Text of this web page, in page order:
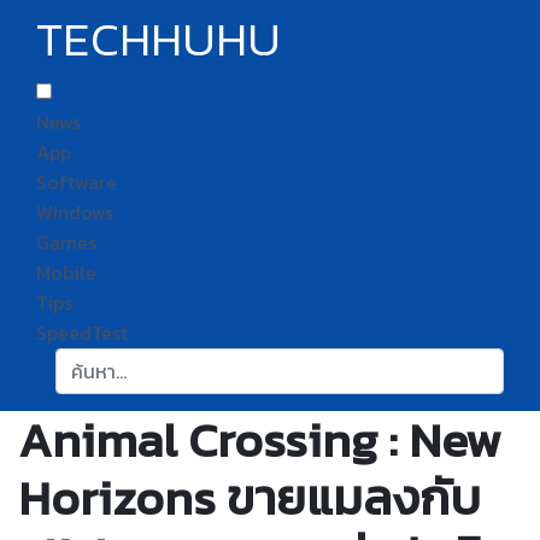
TECHHUHU
News
App
Software
Windows
Games
Mobile
Tips
SpeedTest
ค้นหา:
Animal Crossing : New
Horizons ขายแมลงกับ